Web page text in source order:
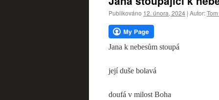
webu
Publikováno 12. února, 2024 | Autor:
Jana k nebesům stoupá
její duše bolavá
doufá v milost Boha